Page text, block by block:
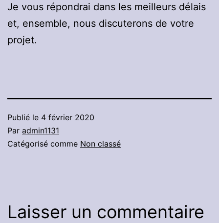
Je vous répondrai dans les meilleurs délais
et, ensemble, nous discuterons de votre
projet.
Publié le 4 février 2020
Par admin1131
Catégorisé comme Non classé
Laisser un commentaire